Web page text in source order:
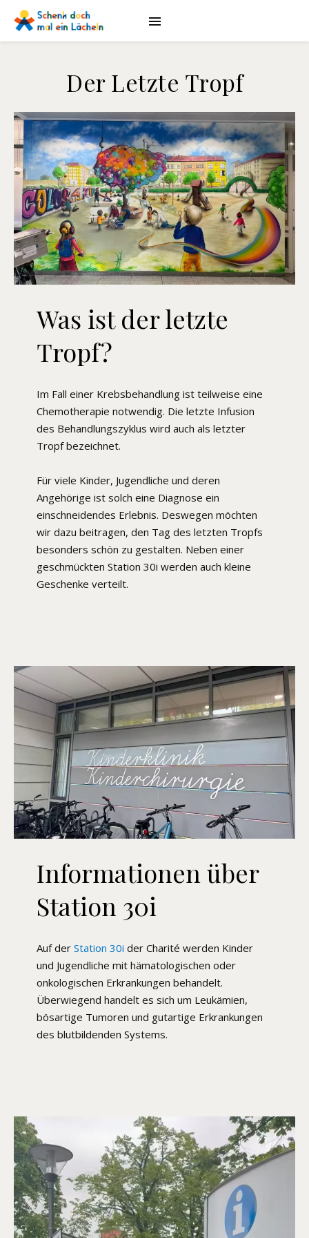
Der Letzte Tropf
Was ist der letzte
Tropf?
Im Fall einer Krebsbehandlung ist teilweise eine
Chemotherapie notwendig. Die letzte Infusion
des Behandlungszyklus wird auch als letzter
Tropf bezeichnet.
Für viele Kinder, Jugendliche und deren
Angehörige ist solch eine Diagnose ein
einschneidendes Erlebnis. Deswegen möchten
wir dazu beitragen, den Tag des letzten Tropfs
besonders schön zu gestalten. Neben einer
geschmückten Station 30i werden auch kleine
Geschenke verteilt.
Informationen über
Station 30i
Auf der Station 30i der Charité werden Kinder
und Jugendliche mit hämatologischen oder
onkologischen Erkrankungen behandelt.
Überwiegend handelt es sich um Leukämien,
bösartige Tumoren und gutartige Erkrankungen
des blutbildenden Systems.